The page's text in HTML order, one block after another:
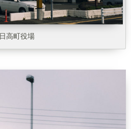
日高町役場